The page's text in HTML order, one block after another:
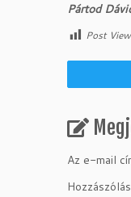
Pártod
Post
Az e-mail
Hozzászólás